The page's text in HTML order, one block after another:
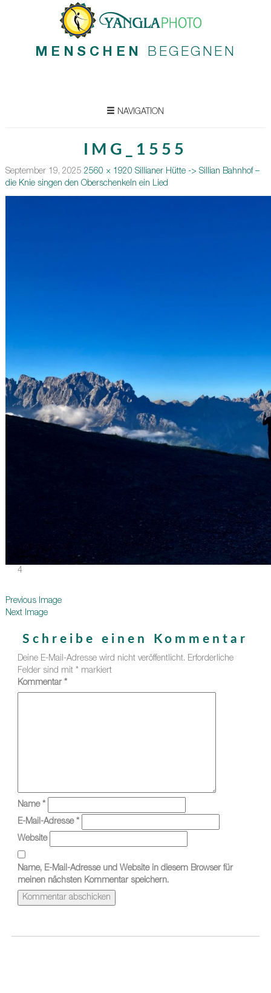
MENSCHEN BEGEGNEN
NAVIGATION
IMG_1555
September 19, 2025 2560 × 1920 Sillianer Hütte -> Sillian Bahnhof –
die Knie singen den Oberschenkeln ein Lied
4
Previous Image
Next Image
Schreibe einen Kommentar
Deine E-Mail-Adresse wird nicht veröffentlicht. Erforderliche
Felder sind mit * markiert
Kommentar *
Name *
E-Mail-Adresse *
Website
Name, E-Mail-Adresse und Website in diesem Browser für
meinen nächsten Kommentar speichern.